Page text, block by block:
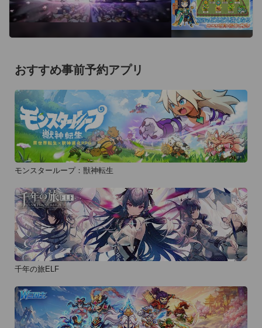
レン」一期生を自任。その後独自路線を目指し，生まれ育った
京成沿線にターゲットを絞る。ウェブサイト「酔わせて下町」
[便利な機能]
◆ルート検索:現在地~店舗まで、3つのルート検索(車・電車・
徒歩)ができます
◆地図検索:現在地周辺をマップ表示し、点在するピンをタップ
して店舗情報を閲覧することができます
◆ジャンル検索:「山手線一周編」「下町編」「山手線の中・そ
の他編」から探せます
◆ブックマーク機能:お気に入りの駅近居酒屋を登録できます
[注意事項]
●本アプリのダウンロードには、Wi-Fiネットワークへの接続が
必要になります。通信料金はユーザーのご負担となります。推
奨環境はiOS4.2以上・Ph-
one3GS以上です。
た書籍掲載内容に基づきます。店舗により現状と異なる場合が
あります。
おすすめ事前予約アプリ
モンスターループ：獣神転生
千年の旅ELF